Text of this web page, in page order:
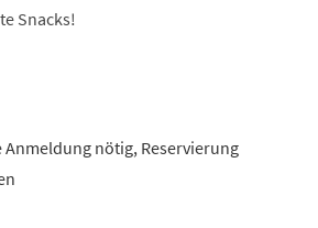
Snacks!
Anmeldung nötig, Reservierung